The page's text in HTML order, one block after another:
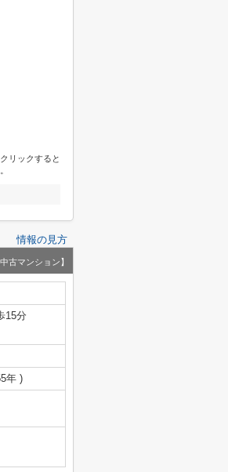
リックすると
情報の見方
中古マンション】
15分
年 )